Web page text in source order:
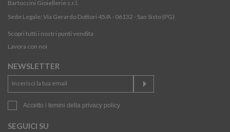
Bartoccini Gioiellerie s.r.l.
Sede Legale: Via Gerardo Dottori 45/A - 06132 - San Sisto (PG)
Scopri tutti i nostri punti vendita
Lavora con noi
NEWSLETTER
Accetto i temini della privacy policy
SEGUICI SU